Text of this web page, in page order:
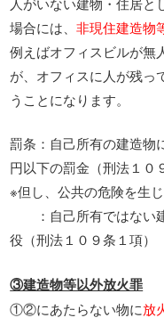
場合には、非現住建造物
例えばオフィスビルが
が、オフィスに人が残
うことになります。
罰条：自己所有の建造物
円以下の罰金（刑法１０
※但し、公共の危険を生
：自己所有ではない
役（刑法１０９条１項）
③建造物等以外放火罪
①②にあたらない物に放